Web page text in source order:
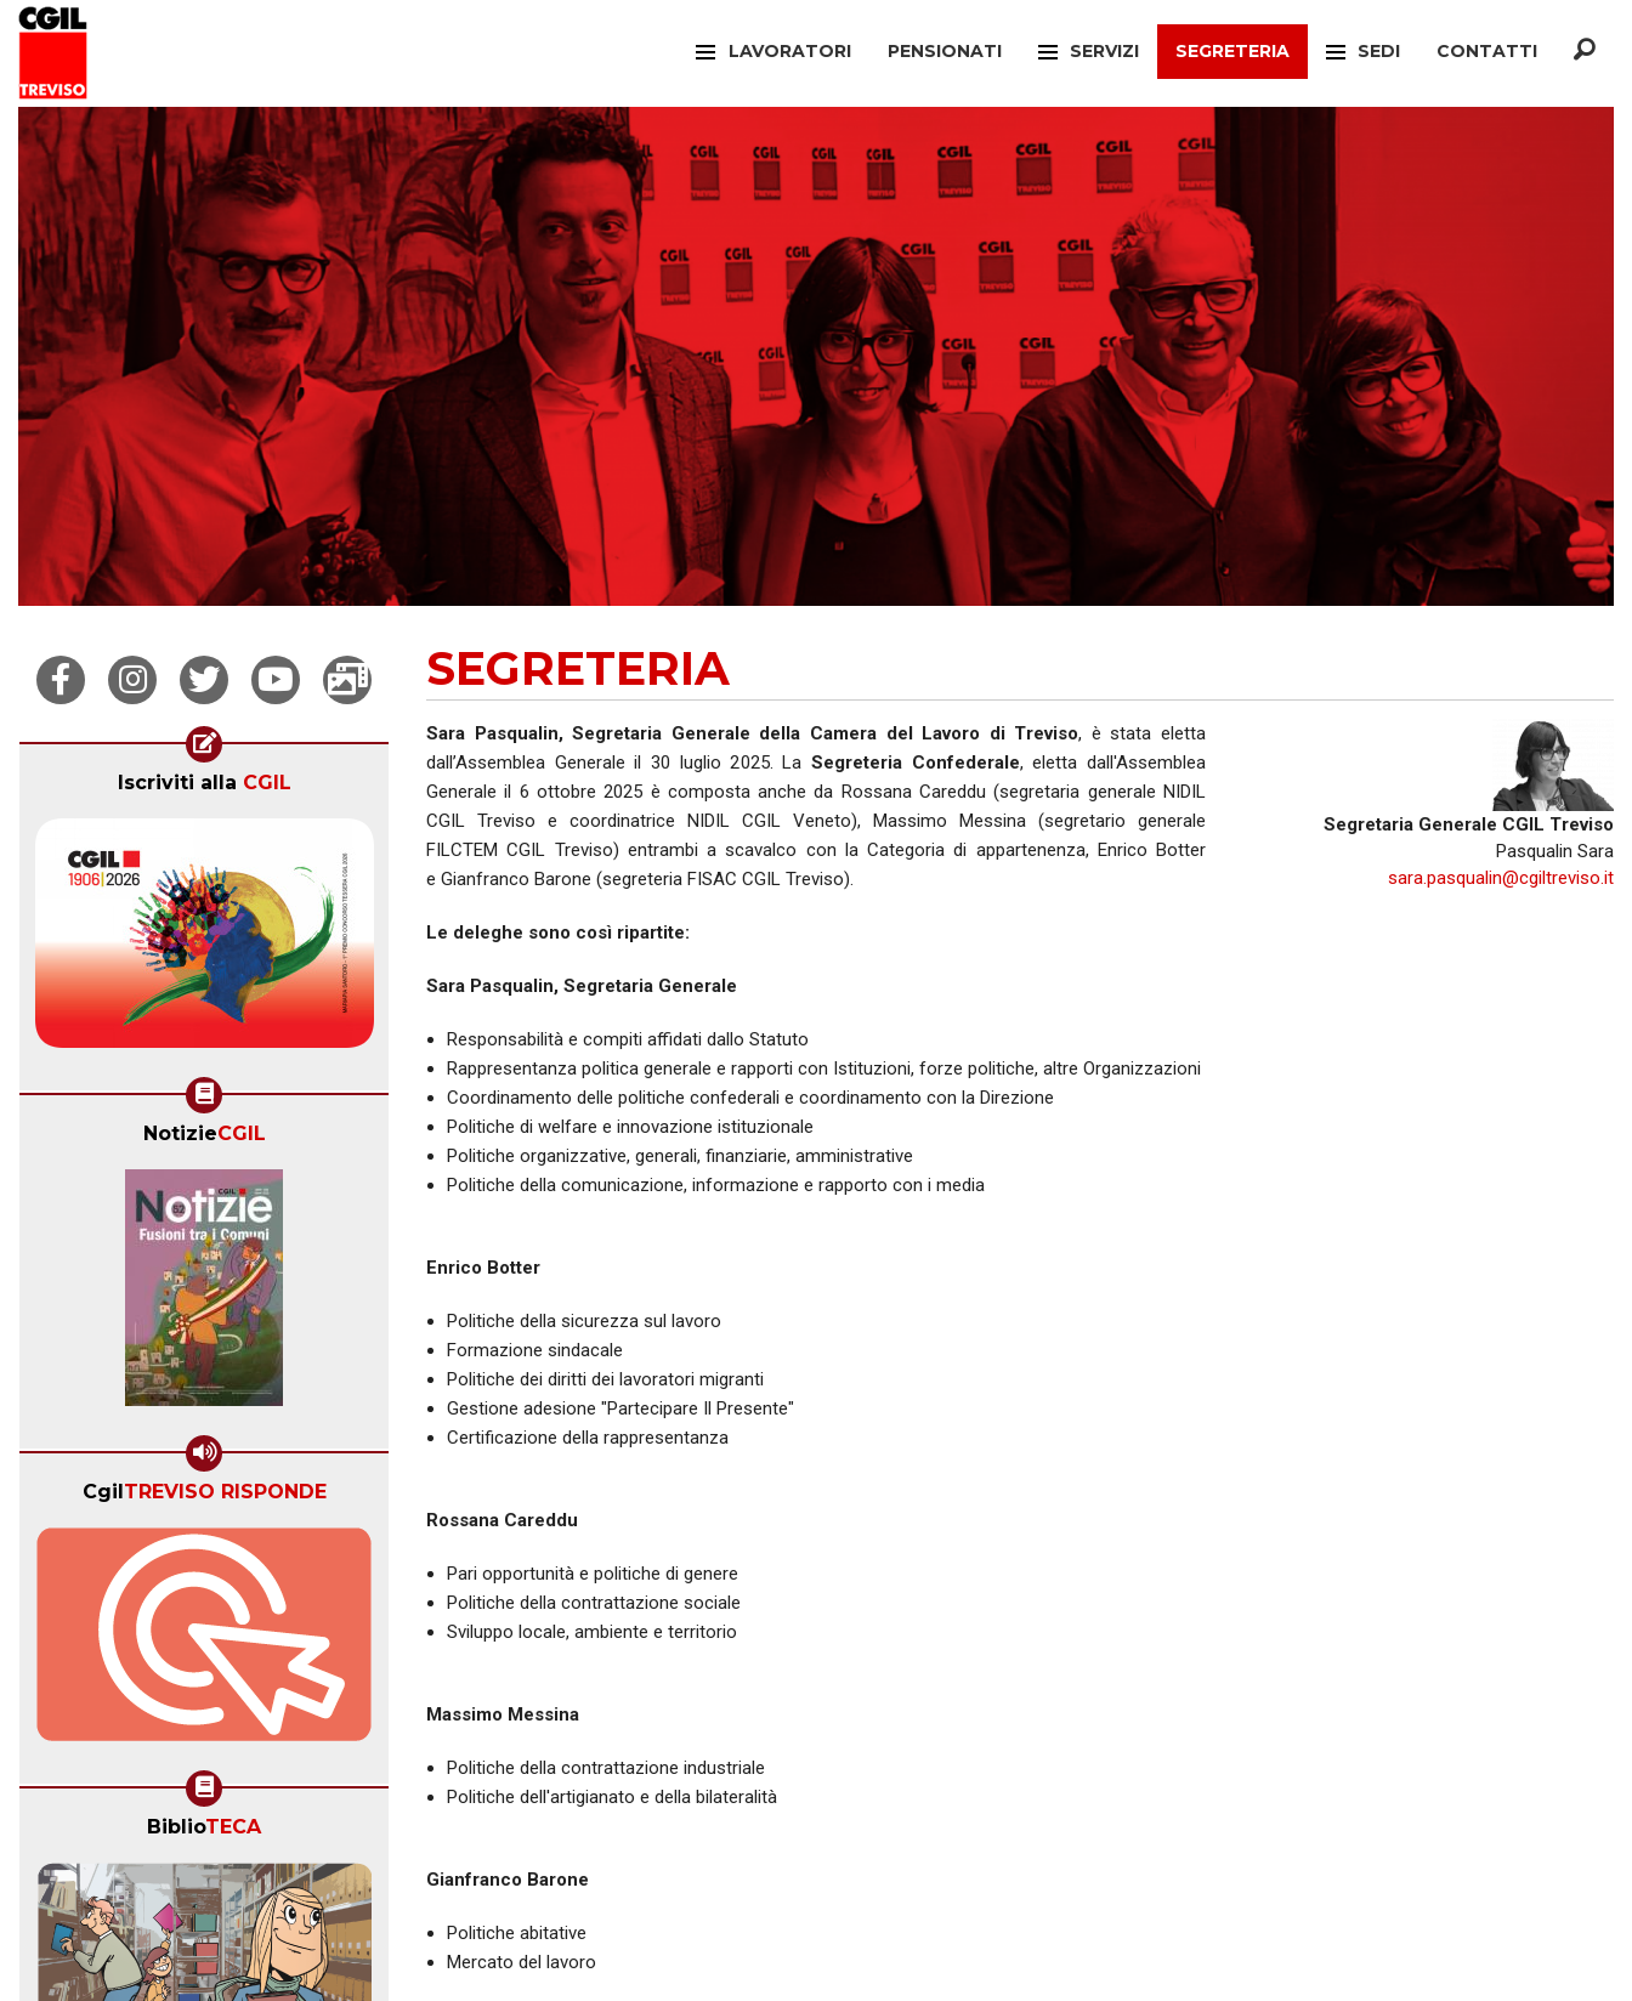
LAVORATORI
FILCAMS
FILCTEM
FILT
FISAC
FLAI
FLC
FP
NIDIL
SILP
SLC
PENSIONATI SERVIZI
CAAF
PATRONATO INCA
SPORTELLO MIGRANTI
UFFICIO VERTENZE
ARTIGIANATO
SPORTELLO DIMISSIONI
SPORTELLO SOCIALE
SUNIA
FEDERCONSUMATORI
AUSER
SEGRETERIA SEDI
TREVISO
VILLORBA
CASTELFRANCO VENETO
ONÈ DI FONTE
CONEGLIANO
PIEVE DI SOLIGO
BREDA DI PIAVE
CROCETTA DEL MONTELLO
ODERZO
MOTTA DI LIVENZA
CONTATTI
SEGRETERIA
Sara Pasqualin, Segretaria Generale della Camera del Lavoro di Treviso, è stata eletta
dall’Assemblea Generale il 30 luglio 2025. La Segreteria Confederale, eletta dall'Assemblea
Generale il 6 ottobre 2025 è composta anche da Rossana Careddu (segretaria generale NIDIL
CGIL Treviso e coordinatrice NIDIL CGIL Veneto), Massimo Messina (segretario generale
FILCTEM CGIL Treviso) entrambi a scavalco con la Categoria di appartenenza, Enrico Botter
e Gianfranco Barone (segreteria FISAC CGIL Treviso).
Le deleghe sono così ripartite:
Sara Pasqualin, Segretaria Generale
Responsabilità e compiti affidati dallo Statuto
Rappresentanza politica generale e rapporti con Istituzioni, forze politiche, altre Organizzazioni
Coordinamento delle politiche confederali e coordinamento con la Direzione
Politiche di welfare e innovazione istituzionale
Politiche organizzative, generali, finanziarie, amministrative
Politiche della comunicazione, informazione e rapporto con i media
Enrico Botter
Politiche della sicurezza sul lavoro
Formazione sindacale
Politiche dei diritti dei lavoratori migranti
Gestione adesione "Partecipare Il Presente"
Certificazione della rappresentanza
Rossana Careddu
Pari opportunità e politiche di genere
Politiche della contrattazione sociale
Sviluppo locale, ambiente e territorio
Massimo Messina
Politiche della contrattazione industriale
Politiche dell'artigianato e della bilateralità
Gianfranco Barone
Politiche abitative
Mercato del lavoro
Segretaria Generale CGIL Treviso
Pasqualin Sara
sara.pasqualin@cgiltreviso.it
Iscriviti alla CGIL
NotizieCGIL
CgilTREVISO RISPONDE
BiblioTECA